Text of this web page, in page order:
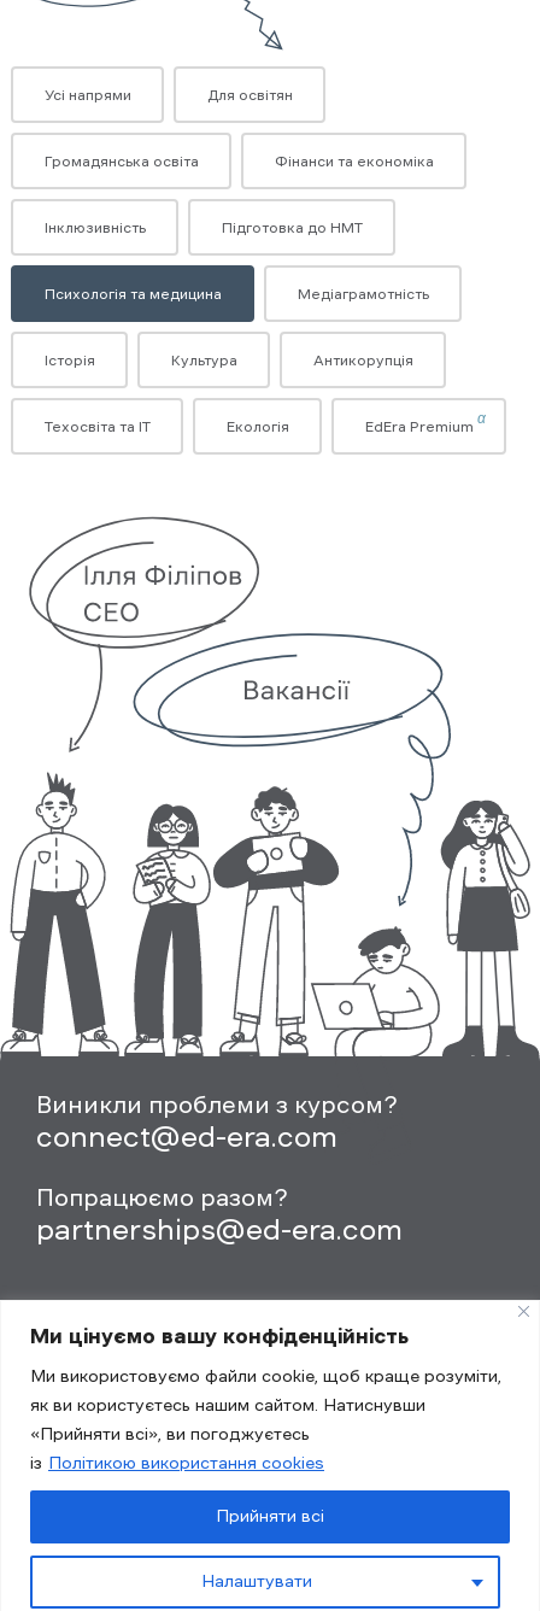
Ми цінуємо вашу конфіденційність
Ми використовуємо файли cookie, щоб краще розуміти,
як ви користуєтесь нашим сайтом. Натиснувши
«Прийняти всі», ви погоджуєтесь
із Політикою використання cookies
Налаштувати
Прийняти всі
Усі напрями Для освітян
Громадянська освіта Фінанси та економіка
Інклюзивність Підготовка до НМТ
Психологія та медицина Медіаграмотність
Історія Культура Антикорупція
Техосвіта та ІТ Екологія EdEra Premium α
Виникли проблеми з курсом?
connect@ed-era.com
Попрацюємо разом?
partnerships@ed-era.com
Політика конфіденційності
Публічний договір (оферта)
Політика використання cookies